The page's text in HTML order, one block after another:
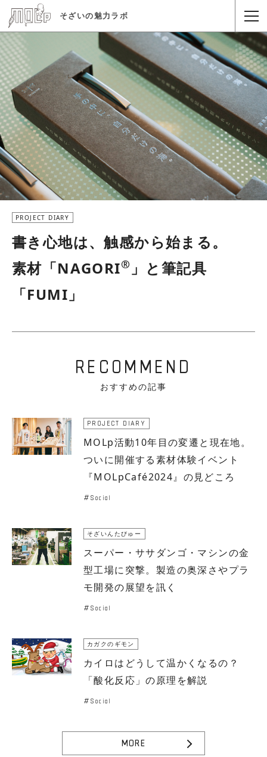
そざいの魅力ラボ
PROJECT DIARY
書き心地は、触感から始まる。
素材「NAGORI® 」と筆記具
「FUMI」
RECOMMEND
おすすめの記事
PROJECT DIARY
MOLp活動10年目の変遷と現在地。
ついに開催する素材体験イベント
『MOLpCafé2024』の見どころ
Social
そざいんたびゅー
スーパー・ササダンゴ・マシンの金
型工場に突撃。製造の奥深さやプラ
モ開発の展望を訊く
Social
カガクのギモン
カイロはどうして温かくなるの？
「酸化反応」の原理を解説
Social
MORE